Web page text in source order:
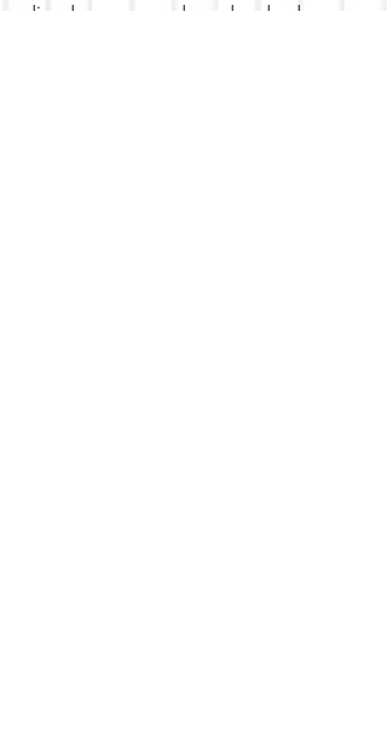
dinsdag - woensdag- donderdag: